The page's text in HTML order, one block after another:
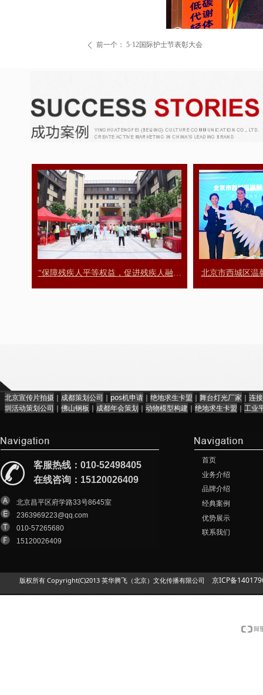
ꄴ 前一个： 5·12国际护士节表彰大会
“保障残疾人平等权益，促进残疾人融合 北京市西城区温
客服热线：010-52498405
在线咨询：15120026409
北京昌平区府学路33号8645室
2363969223@qq.com
010-57265680
15120026409
首页
业务介绍
品牌介绍
经典案例
优势展示
联系我们
版权所有 Copyright(C)2013 英华腾飞（北京）文化传播有限公司 京ICP备
北京宣传片拍摄 ｜ 成都策划公司 ｜ pos机申请 ｜ 绝地求生卡盟 ｜ 舞台灯光厂家 ｜ 连
圳活动策划公司 ｜ 佛山钢板 ｜ 成都年会策划 ｜ 动物模型构建 ｜ 绝地求生卡盟 ｜ 工业